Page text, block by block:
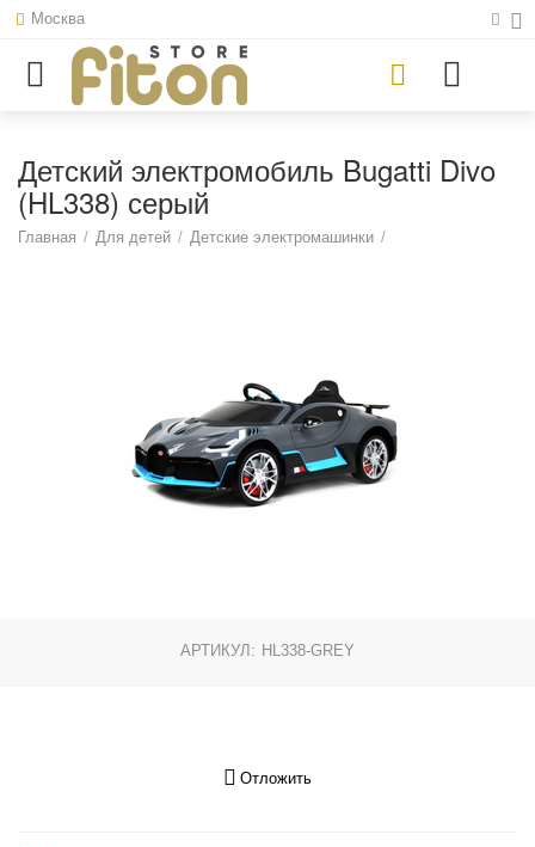
Москва
Детский электромобиль Bugatti Divo
(HL338) серый
Главная / Для детей / Детские электромашинки /
АРТИКУЛ: HL338-GREY
Отложить